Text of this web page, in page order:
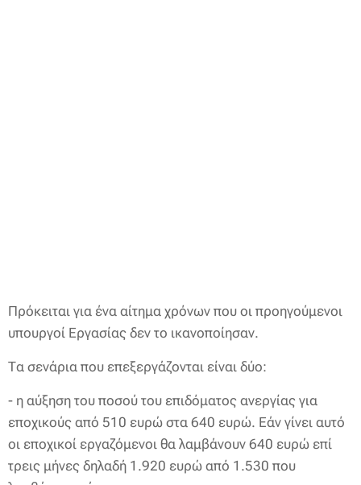
Πρόκειται για ένα αίτημα χρόνων που οι προηγούμενοι
υπουργοί Εργασίας δεν το ικανοποίησαν.
Τα σενάρια που επεξεργάζονται είναι δύο:
- η αύξηση του ποσού του επιδόματος ανεργίας για
εποχικούς από 510 ευρώ στα 640 ευρώ. Εάν γίνει αυτό
οι εποχικοί εργαζόμενοι θα λαμβάνουν 640 ευρώ επί
τρεις μήνες δηλαδή 1.920 ευρώ από 1.530 που